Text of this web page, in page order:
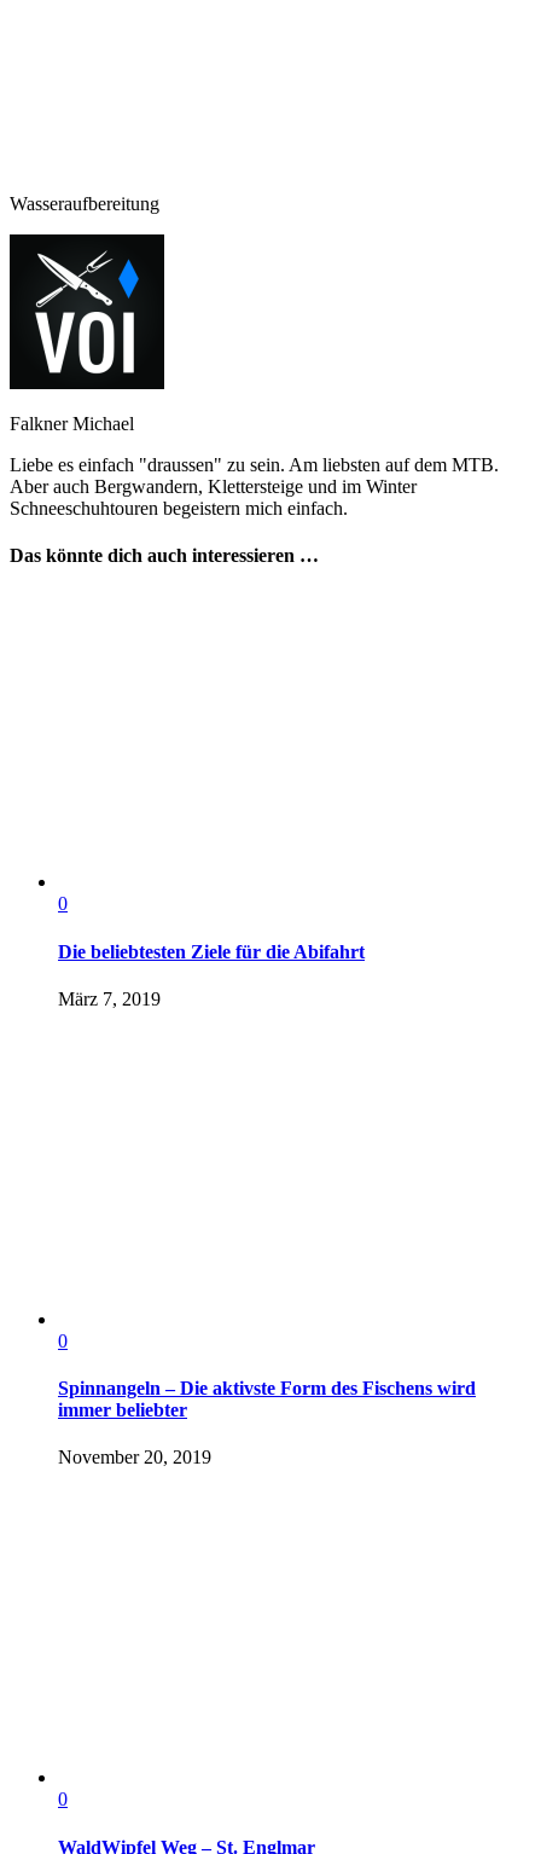
Wasseraufbereitung
Falkner Michael
Liebe es einfach "draussen" zu sein. Am liebsten auf dem MTB.
Aber auch Bergwandern, Klettersteige und im Winter
Schneeschuhtouren begeistern mich einfach.
Das könnte dich auch interessieren …
0
Die beliebtesten Ziele für die Abifahrt
März 7, 2019
0
Spinnangeln – Die aktivste Form des Fischens wird
immer beliebter
November 20, 2019
0
WaldWipfel Weg – St. Englmar